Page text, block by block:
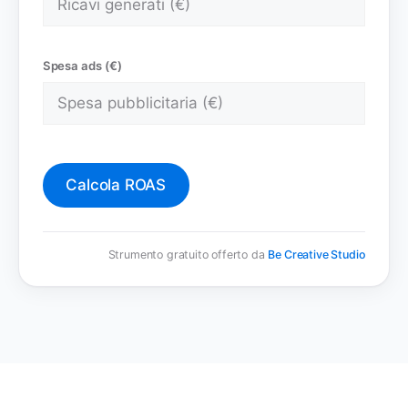
Spesa ads (€)
Calcola ROAS
Strumento gratuito offerto da Be Creative Studio